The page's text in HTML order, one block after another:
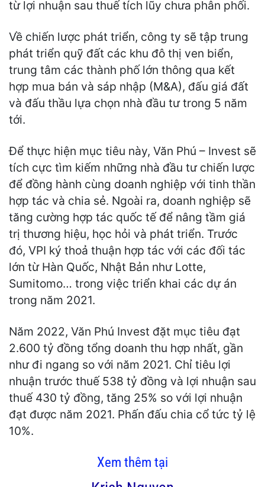
từ lợi nhuận sau thuế tích lũy chưa phân phối.
Về chiến lược phát triển, công ty sẽ tập trung
phát triển quỹ đất các khu đô thị ven biển,
trung tâm các thành phố lớn thông qua kết
hợp mua bán và sáp nhập (M&A), đấu giá đất
và đấu thầu lựa chọn nhà đầu tư trong 5 năm
tới.
Để thực hiện mục tiêu này, Văn Phú – Invest sẽ
tích cực tìm kiếm những nhà đầu tư chiến lược
để đồng hành cùng doanh nghiệp với tinh thần
hợp tác và chia sẻ. Ngoài ra, doanh nghiệp sẽ
tăng cường hợp tác quốc tế để nâng tầm giá
trị thương hiệu, học hỏi và phát triển. Trước
đó, VPI ký thoả thuận hợp tác với các đối tác
lớn từ Hàn Quốc, Nhật Bản như Lotte,
Sumitomo… trong việc triển khai các dự án
trong năm 2021.
Năm 2022, Văn Phú Invest đặt mục tiêu đạt
2.600 tỷ đồng tổng doanh thu hợp nhất, gần
như đi ngang so với năm 2021. Chỉ tiêu lợi
nhuận trước thuế 538 tỷ đồng và lợi nhuận sau
thuế 430 tỷ đồng, tăng 25% so với lợi nhuận
đạt được năm 2021. Phấn đấu chia cổ tức tỷ lệ
10%.
Xem thêm tại